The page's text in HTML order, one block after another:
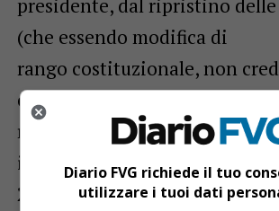
presidente, dal ripristino
(che essendo modifica di
rango costituzionale, non
entro l’anno). Continuiamo a
rimarca il consigliere di
in una regione da meno di 1
200mila abitanti, un sistema
Diario FVG richiede il tuo
utilizzare i tuoi dati